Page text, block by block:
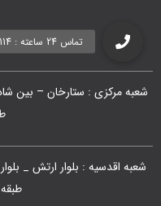
آدرس
شعبه اقدسیه : بلوار ارتش _
طبقه G1 _ واحد 30